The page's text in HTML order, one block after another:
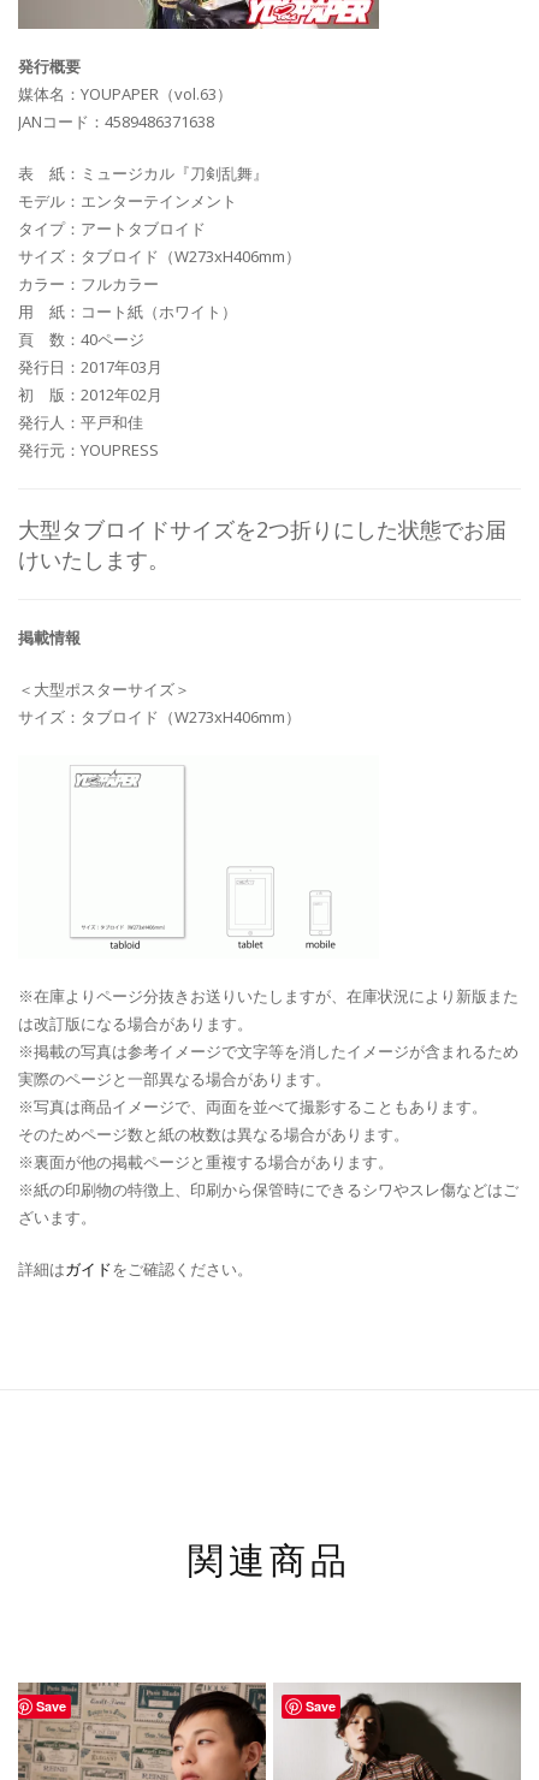
発行概要
媒体名：YOUPAPER（vol.63）
JANコード：4589486371638
表 紙：ミュージカル『刀剣乱舞』
モデル：エンターテインメント
タイプ：アートタブロイド
サイズ：タブロイド（W273xH406mm）
カラー：フルカラー
用 紙：コート紙（ホワイト）
頁 数：40ページ
発行日：2017年03月
初 版：2012年02月
発行人：平戸和佳
発行元：YOUPRESS
大型タブロイドサイズを2つ折りにした状態でお届
けいたします。
掲載情報
＜大型ポスターサイズ＞
サイズ：タブロイド（W273xH406mm）
※在庫よりページ分抜きお送りいたしますが、在庫状況により新版また
は改訂版になる場合があります。
※掲載の写真は参考イメージで文字等を消したイメージが含まれるため
実際のページと一部異なる場合があります。
※写真は商品イメージで、両面を並べて撮影することもあります。
そのためページ数と紙の枚数は異なる場合があります。
※裏面が他の掲載ページと重複する場合があります。
※紙の印刷物の特徴上、印刷から保管時にできるシワやスレ傷などはご
ざいます。
詳細はガイドをご確認ください。
関連商品
Save Save